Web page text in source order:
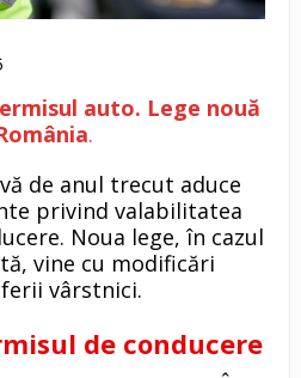
auto. Lege nouă
.
de anul trecut aduce
privind valabilitatea
Noua lege, în cazul
vine cu modificări
vârstnici.
de conducere